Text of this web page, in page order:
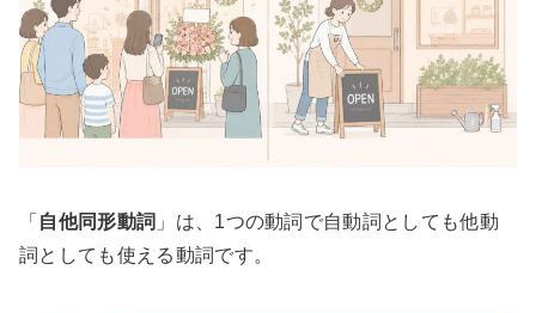
「 自他同形動詞 」は、1つの動詞で自動詞としても他動
詞としても使える動詞です。